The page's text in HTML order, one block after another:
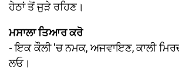
ਹੇਠਾਂ ਤੋਂ ਜੁੜੇ ਰਹਿਣ।
ਮਸਾਲਾ ਤਿਆਰ ਕਰੋ
- ਇਕ ਕੌਲੀ 'ਚ ਨਮਕ, ਅਜਵਾਇਣ, ਕਾਲੀ
ਲਓ।